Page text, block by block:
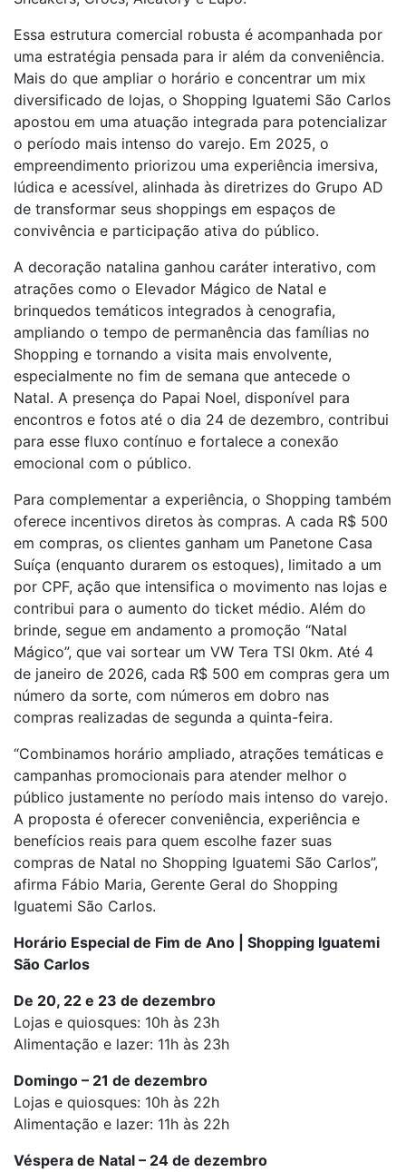
Essa estrutura comercial robusta é acompanhada por
uma estratégia pensada para ir além da conveniência.
Mais do que ampliar o horário e concentrar um mix
diversificado de lojas, o Shopping Iguatemi São Carlos
apostou em uma atuação integrada para potencializar
o período mais intenso do varejo. Em 2025, o
empreendimento priorizou uma experiência imersiva,
lúdica e acessível, alinhada às diretrizes do Grupo AD
de transformar seus shoppings em espaços de
convivência e participação ativa do público.
A decoração natalina ganhou caráter interativo, com
atrações como o Elevador Mágico de Natal e
brinquedos temáticos integrados à cenografia,
ampliando o tempo de permanência das famílias no
Shopping e tornando a visita mais envolvente,
especialmente no fim de semana que antecede o
Natal. A presença do Papai Noel, disponível para
encontros e fotos até o dia 24 de dezembro, contribui
para esse fluxo contínuo e fortalece a conexão
emocional com o público.
Para complementar a experiência, o Shopping também
oferece incentivos diretos às compras. A cada R$ 500
em compras, os clientes ganham um Panetone Casa
Suíça (enquanto durarem os estoques), limitado a um
por CPF, ação que intensifica o movimento nas lojas e
contribui para o aumento do ticket médio. Além do
brinde, segue em andamento a promoção “Natal
Mágico”, que vai sortear um VW Tera TSI 0km. Até 4
de janeiro de 2026, cada R$ 500 em compras gera um
número da sorte, com números em dobro nas
compras realizadas de segunda a quinta-feira.
“Combinamos horário ampliado, atrações temáticas e
campanhas promocionais para atender melhor o
público justamente no período mais intenso do varejo.
A proposta é oferecer conveniência, experiência e
benefícios reais para quem escolhe fazer suas
compras de Natal no Shopping Iguatemi São Carlos”,
afirma Fábio Maria, Gerente Geral do Shopping
Iguatemi São Carlos.
Horário Especial de Fim de Ano | Shopping Iguatemi
São Carlos
De 20, 22 e 23 de dezembro
Lojas e quiosques: 10h às 23h
Alimentação e lazer: 11h às 23h
Domingo – 21 de dezembro
Lojas e quiosques: 10h às 22h
Alimentação e lazer: 11h às 22h
Véspera de Natal – 24 de dezembro